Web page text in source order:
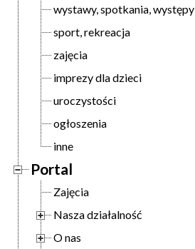
wystawy, spotkania, występy
sport, rekreacja
zajęcia
imprezy dla dzieci
uroczystości
ogłoszenia
inne
Portal
Zajęcia
Nasza działalność
O nas